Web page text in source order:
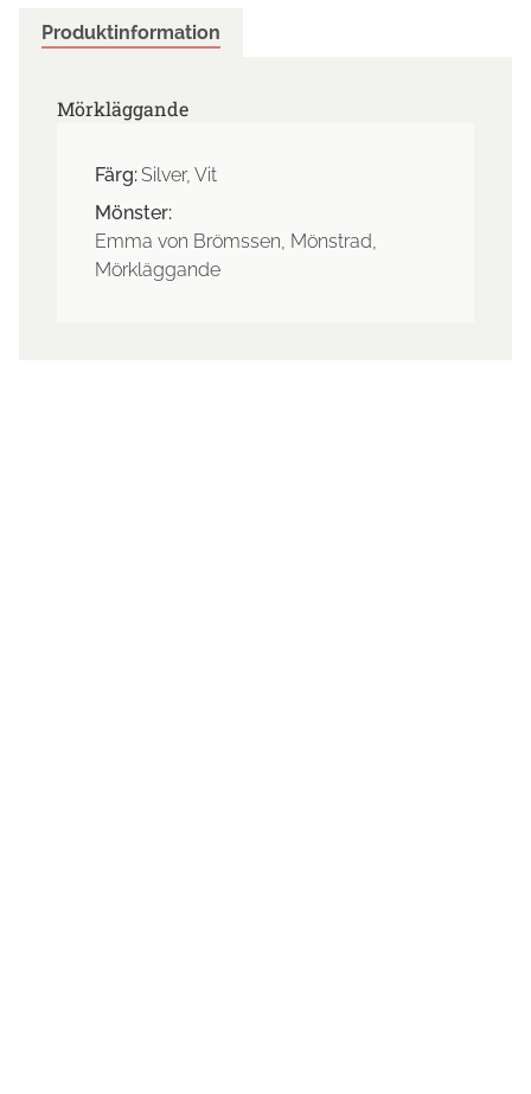
Produktinformation
Mörkläggande
Färg:Silver, Vit
Mönster:
Emma von Brömssen, Mönstrad,
Mörkläggande